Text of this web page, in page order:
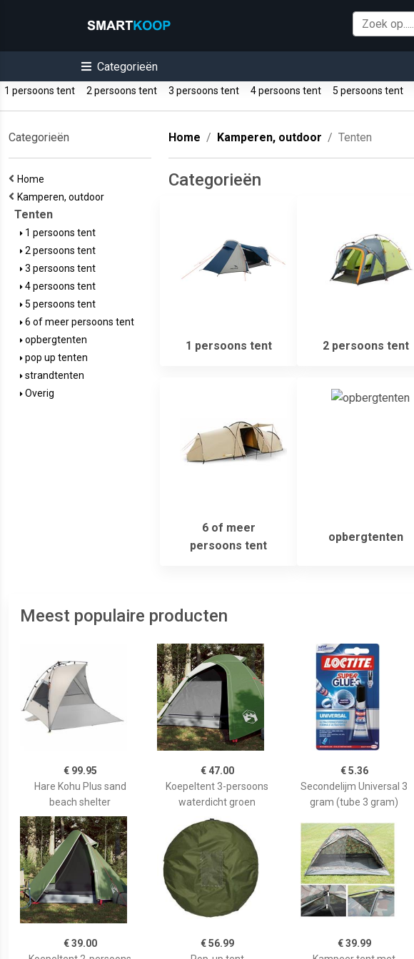
Categorieën
1 persoons tent 2 persoons tent 3 persoons tent 4 persoons tent 5 persoons tent
Categorieën
Home
Kamperen, outdoor
Tenten
1 persoons tent
2 persoons tent
3 persoons tent
4 persoons tent
5 persoons tent
6 of meer persoons tent
opbergtenten
pop up tenten
strandtenten
Overig
Home Kamperen, outdoor Tenten
Categorieën
1 persoons tent 2 persoons tent
6 of meer
persoons tent
opbergtenten
Meest populaire producten
€ 99.95
Hare Kohu Plus sand
beach shelter
€ 47.00
Koepeltent 3-persoons
waterdicht groen
€ 5.36
Secondelijm Universal 3
gram (tube 3 gram)
€ 39.00
€ 56.99
€ 39.99